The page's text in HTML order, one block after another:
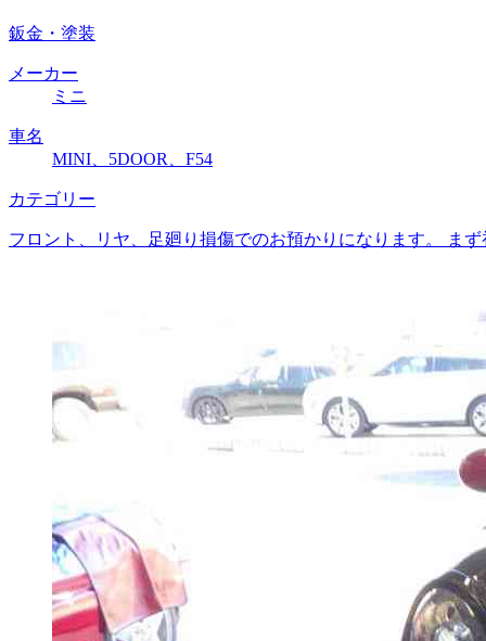
鈑金・塗装
メーカー
ミニ
車名
MINI、5DOOR、F54
カテゴリー
フロント、リヤ、足廻り損傷でのお預かりになります。 ま